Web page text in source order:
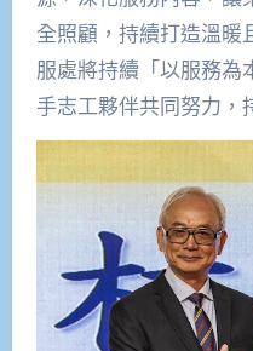
全照顧，持續打造溫暖
服處將持續「以服務為
手志工夥伴共同努力，